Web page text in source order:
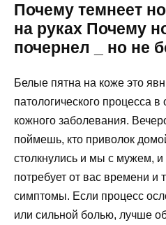
Почему темнеет
на руках Почему
почернел _ но не
Белые пятна на коже это
патологического процесса
кожного заболевания.
поймешь, кто приволок
столкнулись и мы с мужем, и
потребует от вас времени и
симптомы. Если процесс
или сильной болью, лучше